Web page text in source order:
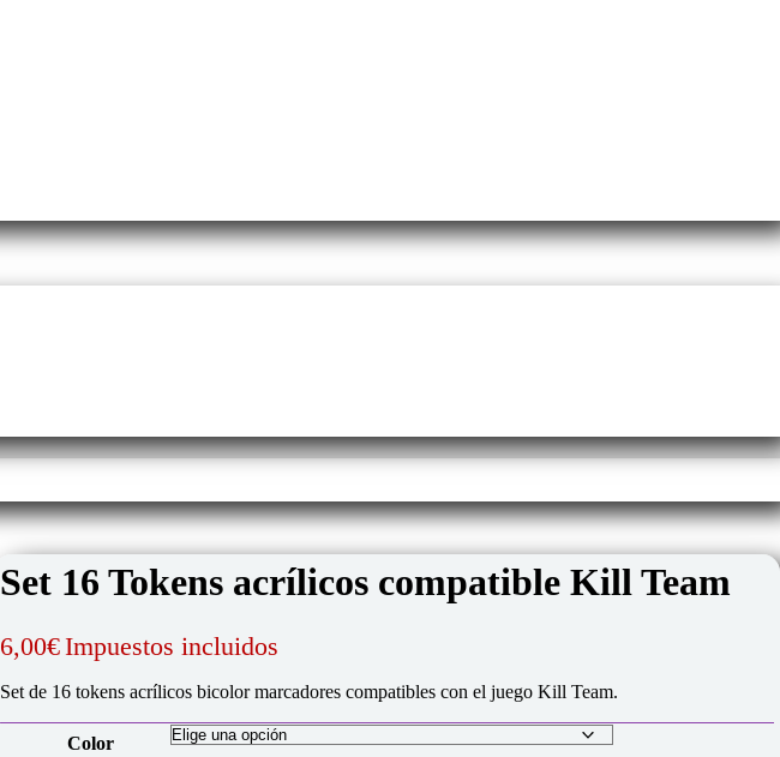
Set 16 Tokens acrílicos compatible Kill Team
6,00€Impuestos incluidos
Set de 16 tokens acrílicos bicolor marcadores compatibles con el juego Kill Team.
Color